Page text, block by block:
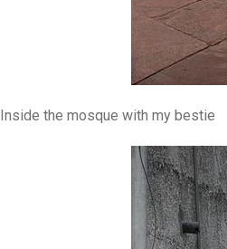
Inside the mosque with my bestie